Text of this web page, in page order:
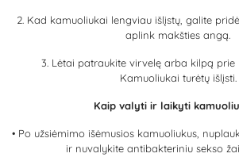
2. Kad kamuoliukai lengviau išlįstų, galite
aplink makšties angą.
3. Lėtai patraukite virvelę arba kilpą prie
Kamuoliukai turėtų išlįsti.
Kaip valyti ir laikyti
• Po užsiėmimo išėmusios kamuoliukus,
ir nuvalykite antibakteriniu sekso